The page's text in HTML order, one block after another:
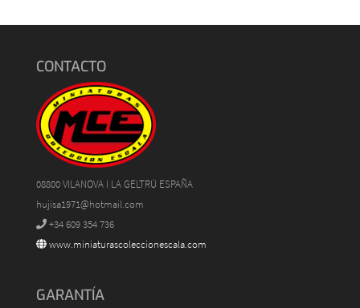
CONTACTO
08800 VILANOVA I LA GELTRÚ ESPAÑA
hujisa1971@hotmail.com
+34 609 354 736
www.miniaturascoleccionescala.com
GARANTÍA